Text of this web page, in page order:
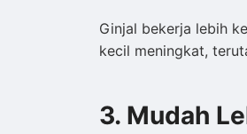
Ginjal bekerja lebih
kecil meningkat,
3. Mudah